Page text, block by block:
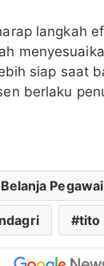
langkah
siap saat
berlaku
Belanja Pegawai
tito